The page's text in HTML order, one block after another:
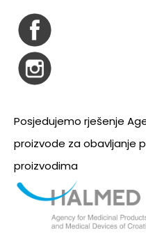
Posjedujemo rješenje
proizvode za obavljanje
proizvodima